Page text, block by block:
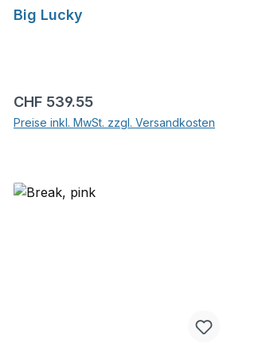
Big Lucky
Regulärer Preis:
CHF 539.55
Preise inkl. MwSt. zzgl. Versandkosten